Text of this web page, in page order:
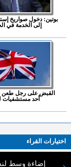
بوتين: دخول صواريخ
إلى الخدمة في
القبض على رجل
أحد مستشفيات
اختيارات القراء
إضاءة وسط